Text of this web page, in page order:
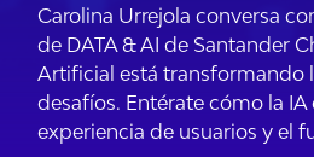
Carolina Urrejola conversa
de DATA & AI de Santander
Artificial está transformando
desafíos. Entérate cómo la
experiencia de usuarios y el